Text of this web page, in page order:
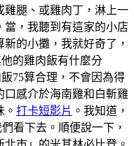
雞腿、或雞肉丁，淋上一
當，我聽到有這家的小店
的小攤，我就好奇了，
的雞肉飯有什麼分
75算合理，不會因為得
口感介於海南雞和白斬雞
打卡短影片 。我知道，
看下去。順便說一下，